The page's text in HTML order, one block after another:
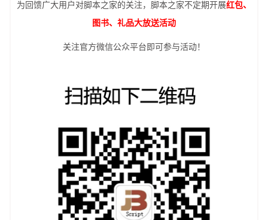
为回馈广大用户对脚本之家的关注，脚本之家不定期开展红包、
图书、礼品大放送活动
关注官方微信公众平台即可参与活动！